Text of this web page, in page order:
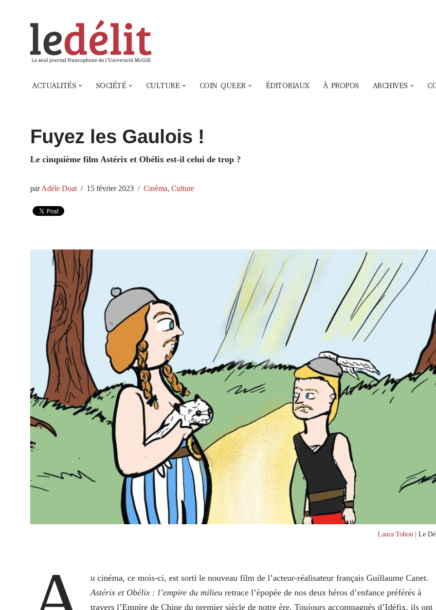
ACTUALITÉS SOCIÉTÉ CULTURE COIN QUEER ÉDITORIAUX À PROPOS ARCHIVES
Fuyez les Gaulois !
Le cinquième film Astérix et Obélix est-il celui de trop ?
parAdèle Doat 15 février 2023 Cinéma, Culture
Laura Tobon | Le
u cinéma, ce mois-ci, est sorti le nouveau film de l’acteur-réalisateur français Guillaume Canet.
Astérix et Obélix : l’empire du milieu retrace l’épopée de nos deux héros d’enfance préférés à
travers l’Empire de Chine du premier siècle de notre ère. Toujours accompagnés d’Idéfix, ils ont